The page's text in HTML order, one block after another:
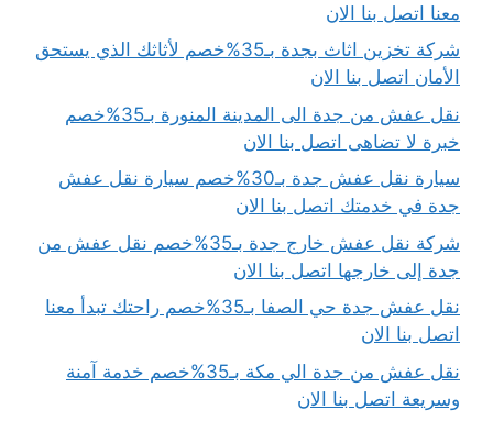
معنا اتصل بنا الان
شركة تخزين اثاث بجدة بـ35%خصم لأثاثك الذي يستحق
الأمان اتصل بنا الان
نقل عفش من جدة الى المدينة المنورة بـ35%خصم
خبرة لا تضاهى اتصل بنا الان
سيارة نقل عفش جدة بـ30%خصم سيارة نقل عفش
جدة في خدمتك اتصل بنا الان
شركة نقل عفش خارج جدة بـ35%خصم نقل عفش من
جدة إلى خارجها اتصل بنا الان
نقل عفش جدة حي الصفا بـ35%خصم راحتك تبدأ معنا
اتصل بنا الان
نقل عفش من جدة الي مكة بـ35%خصم خدمة آمنة
وسريعة اتصل بنا الان